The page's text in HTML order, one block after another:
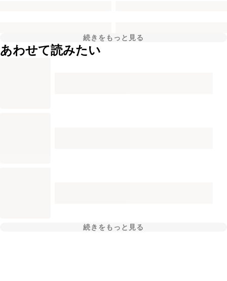
続きをもっと見る
あわせて読みたい
続きをもっと見る